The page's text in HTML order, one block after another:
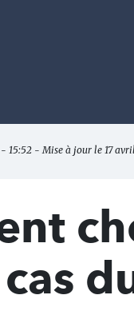
15:52 - Mise à jour le 17